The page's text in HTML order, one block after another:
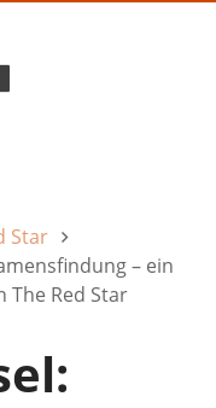
Star
– ein
Red Star